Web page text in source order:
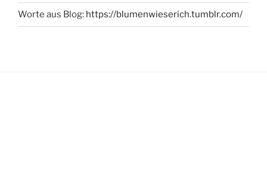
Worte aus Blog: https://blumenwieserich.tumblr.com/